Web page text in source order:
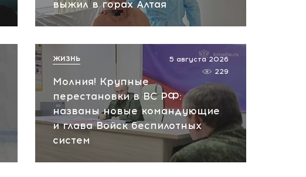
выжил в горах Алтая
Молния! Крупные
перестановки в ВС РФ:
названы новые командующие
и глава Войск беспилотных
систем
5 августа 2026
229
ЖИЗНЬ